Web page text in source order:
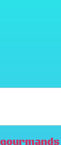
gourmands